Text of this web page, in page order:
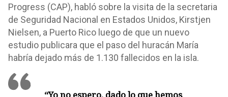
Progress (CAP), habló sobre la visita de la secretaria
de Seguridad Nacional en Estados Unidos, Kirstjen
Nielsen, a Puerto Rico luego de que un nuevo
estudio publicara que el paso del huracán María
habría dejado más de 1.130 fallecidos en la isla.